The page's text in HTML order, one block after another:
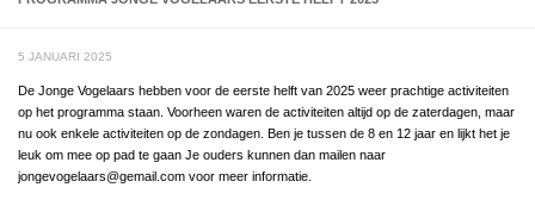
5 JANUARI 2025
De Jonge Vogelaars hebben voor de eerste helft van 2025 weer prachtige activiteiten
op het programma staan. Voorheen waren de activiteiten altijd op de zaterdagen, maar
nu ook enkele activiteiten op de zondagen. Ben je tussen de 8 en 12 jaar en lijkt het je
leuk om mee op pad te gaan Je ouders kunnen dan mailen naar
jongevogelaars@gemail.com voor meer informatie.